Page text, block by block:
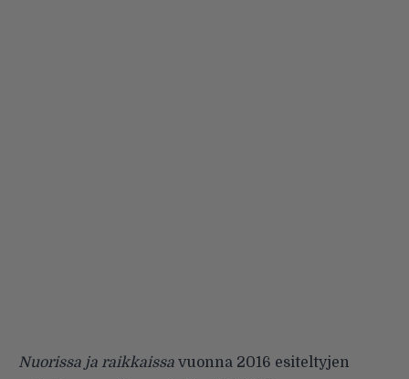
Nuorissa ja raikkaissa vuonna 2016 esiteltyjen